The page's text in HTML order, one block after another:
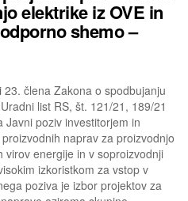
elektrike iz OVE in
shemo –
člena Zakona o spodbujanju
list RS, št. 121/21, 189/21
Javni poziv investitorjem in
naprav za proizvodnjo
virov energije in v soproizvodnji
izkoristkom za vstop v
poziva je izbor projektov za